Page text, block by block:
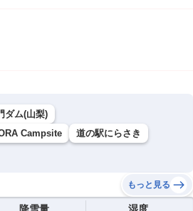
ダム(山梨)
Campsite
道の駅にらさき
もっと見る